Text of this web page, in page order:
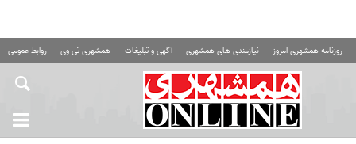
روزنامه همشهری امروز نیازمندی های همشهری آگهی و تبلیغات همشهری تی وی روابط عمومی